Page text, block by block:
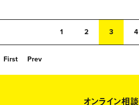
First Prev
1 2 3 4
オンライン相談